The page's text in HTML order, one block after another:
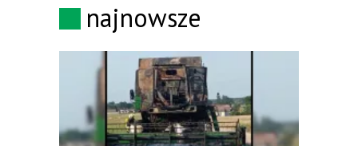
najnowsze